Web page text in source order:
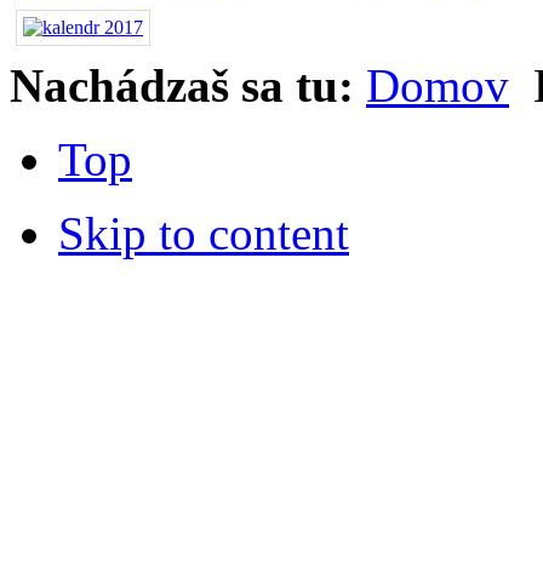
Nachádzaš sa tu: Domov
Top
Skip to content